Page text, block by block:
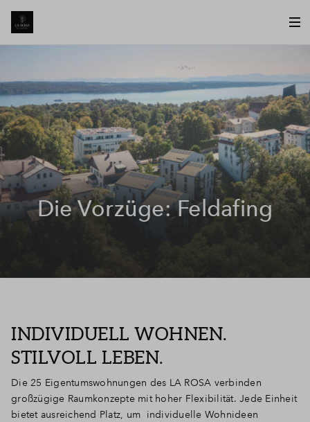
Die Vorzüge: Feldafing
INDIVIDUELL WOHNEN.
STILVOLL LEBEN.
Die 25 Eigentumswohnungen des LA ROSA verbinden
großzügige Raumkonzepte mit hoher Flexibilität. Jede Einheit
bietet ausreichend Platz, um individuelle Wohnideen